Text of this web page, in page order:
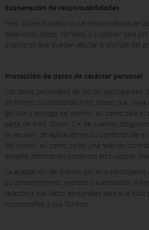
Exoneración de responsabilidades
Fred. Olsen Express no se responsabiliza de
deterioros, robos, retrasos o cualquier otra
a terceros que puedan afectar al disfrute del
Protección de datos de carácter personal
Los datos personales de los/las participantes,
en fichero titularidad de Fred. Olsen, S.A., cuya
gestión y entrega del premio, así como para
parte de Fred. Olsen, S.A. de cuantas
le resulten de aplicación en su condición de
del sorteo, así como, tener una relación
enviarle información comercial en cualquier
La aceptación del premio por el/la participante
su consentimiento expreso y autorización a
relación a sus datos personales para que ésta
incorporarlos a sus ficheros.